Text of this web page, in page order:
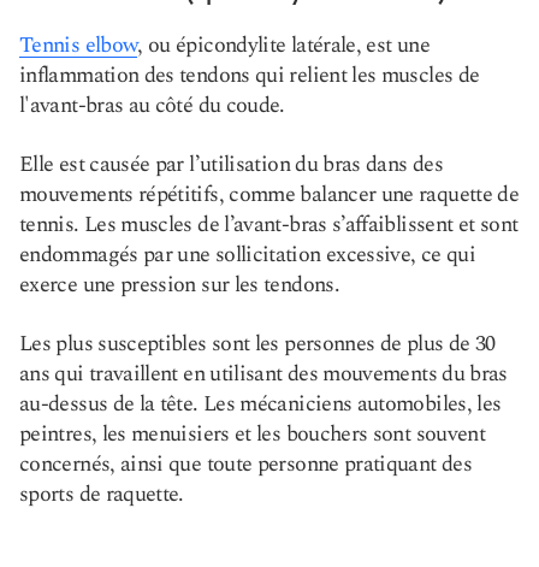
Tennis elbow, ou épicondylite latérale, est une
inflammation des tendons qui relient les muscles de
l'avant-bras au côté du coude.
Elle est causée par l’utilisation du bras dans des
mouvements répétitifs, comme balancer une raquette de
tennis. Les muscles de l’avant-bras s’affaiblissent et sont
endommagés par une sollicitation excessive, ce qui
exerce une pression sur les tendons.
Les plus susceptibles sont les personnes de plus de 30
ans qui travaillent en utilisant des mouvements du bras
au-dessus de la tête. Les mécaniciens automobiles, les
peintres, les menuisiers et les bouchers sont souvent
concernés, ainsi que toute personne pratiquant des
sports de raquette.